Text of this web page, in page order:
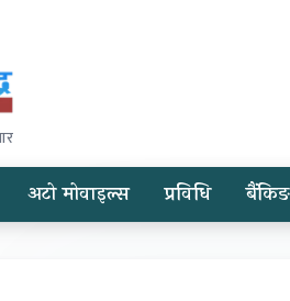
अटो मोवाइल्स प्रविधि बैंकिङ